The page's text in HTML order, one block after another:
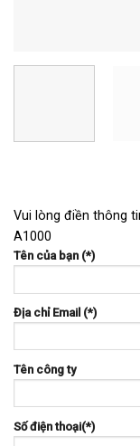
Vui lòng điền thông
A1000
Tên của bạn (*)
Địa chỉ Email (*)
Tên công ty
Số điện thoại(*)